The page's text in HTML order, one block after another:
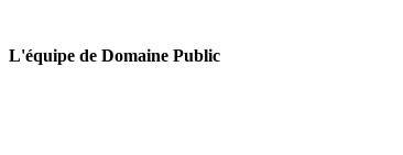
L'équipe de Domaine Public